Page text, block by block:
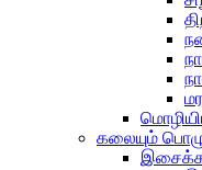
கலையும்